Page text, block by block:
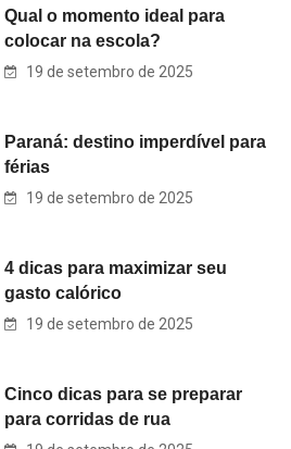
Qual o momento ideal para
colocar na escola?
19 de setembro de 2025
Paraná: destino imperdível para
férias
19 de setembro de 2025
4 dicas para maximizar seu
gasto calórico
19 de setembro de 2025
Cinco dicas para se preparar
para corridas de rua